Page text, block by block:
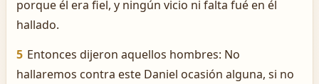
porque él era fiel, y ningún vicio ni falta fué en él
hallado.
5 Entonces dijeron aquellos hombres: No
hallaremos contra este Daniel ocasión alguna, si no